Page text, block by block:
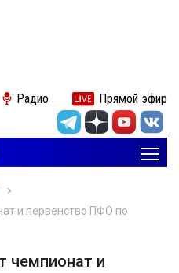
Радио Прямой эфир
и первенство ПФО по
чемпионат и